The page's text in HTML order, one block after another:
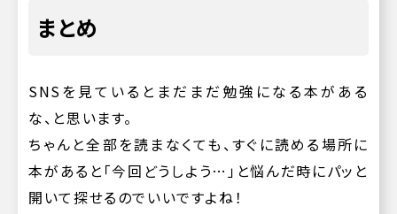
まとめ
SNSを見ているとまだまだ勉強になる本がある
な、と思います。
ちゃんと全部を読まなくても、すぐに読める場所に
本があると「今回どうしよう…」と悩んだ時にパッと
開いて探せるのでいいですよね！